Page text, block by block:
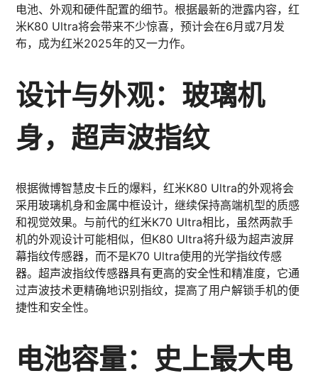
电池、外观和硬件配置的细节。根据最新的泄露内容，红
米K80 Ultra将会带来不少惊喜，预计会在6月或7月发
布，成为红米2025年的又一力作。
设计与外观：玻璃机
身，超声波指纹
根据微博智慧皮卡丘的爆料，红米K80 Ultra的外观将会
采用玻璃机身和金属中框设计，继续保持高端机型的质感
和视觉效果。与前代的红米K70 Ultra相比，虽然两款手
机的外观设计可能相似，但K80 Ultra将升级为超声波屏
幕指纹传感器，而不是K70 Ultra使用的光学指纹传感
器。超声波指纹传感器具有更高的安全性和精准度，它通
过声波技术更精确地识别指纹，提高了用户解锁手机的便
捷性和安全性。
电池容量：史上最大电